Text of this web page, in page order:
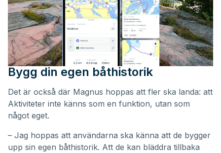
Bygg din egen båthistorik
Det är också där Magnus hoppas att fler ska landa: att
Aktiviteter inte känns som en funktion, utan som
något eget.
– Jag hoppas att användarna ska känna att de bygger
upp sin egen båthistorik. Att de kan bläddra tillbaka